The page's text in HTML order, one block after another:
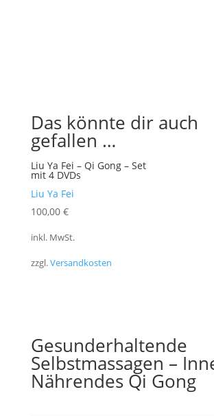
Das könnte dir auch
gefallen …
Liu Ya Fei – Qi Gong – Set
mit 4 DVDs
Liu Ya Fei
100,00 €
inkl. MwSt.
zzgl.Versandkosten
Gesunderhaltende
Selbstmassagen –
Nährendes Qi Gong